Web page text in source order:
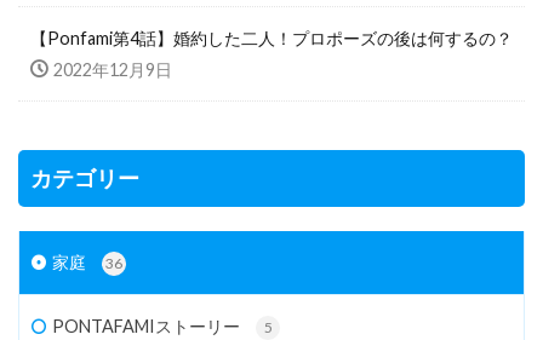
【Ponfami第4話】婚約した二人！プロポーズの後は何するの？
2022年12月9日
カテゴリー
家庭 36
PONTAFAMIストーリー 5